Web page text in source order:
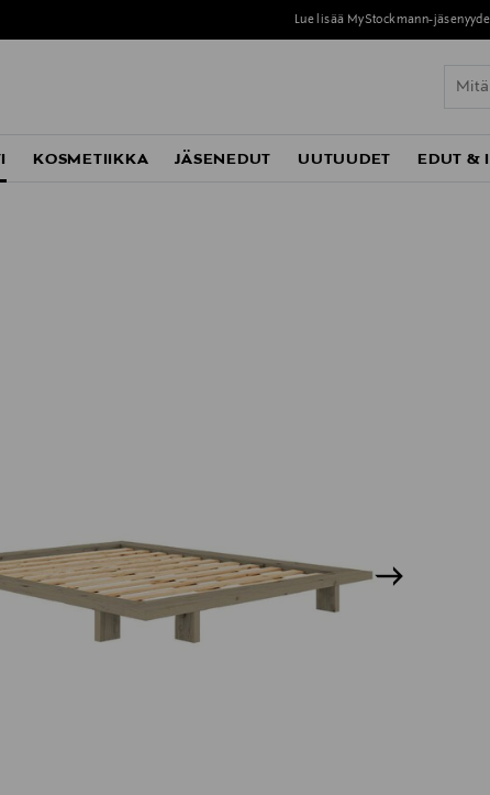
Lue lisää MyStockmann-
KOSMETIIKKA JÄSENEDUT UUTUUDET EDUT &